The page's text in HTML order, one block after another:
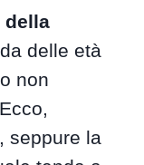
della
delle età
non
seppure la